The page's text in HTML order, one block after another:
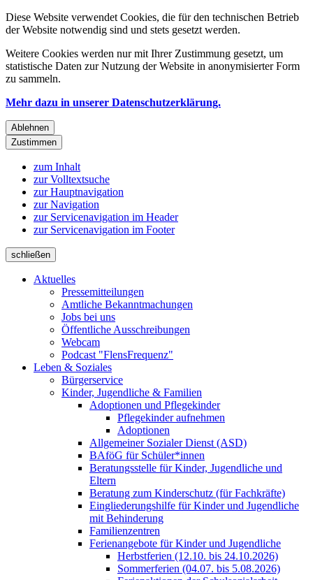
Diese Website verwendet Cookies, die für den technischen Betrieb
der Website notwendig sind und stets gesetzt werden.
Weitere Cookies werden nur mit Ihrer Zustimmung gesetzt, um
statistische Daten zur Nutzung der Website in anonymisierter Form
zu sammeln.
Mehr dazu in unserer Datenschutzerklärung.
Ablehnen
Zustimmen
zum Inhalt
zur Volltextsuche
zur Hauptnavigation
zur Navigation
zur Servicenavigation im Header
zur Servicenavigation im Footer
schließen
Aktuelles
Pressemitteilungen
Amtliche Bekanntmachungen
Jobs bei uns
Öffentliche Ausschreibungen
Webcam
Podcast "FlensFrequenz"
Leben & Soziales
Bürgerservice
Kinder, Jugendliche & Familien
Adoptionen und Pflegekinder
Pflegekinder aufnehmen
Adoptionen
Allgemeiner Sozialer Dienst (ASD)
BAföG für Schüler*innen
Beratungsstelle für Kinder, Jugendliche und
Eltern
Beratung zum Kinderschutz (für Fachkräfte)
Eingliederungshilfe für Kinder und Jugendliche
mit Behinderung
Familienzentren
Ferienangebote für Kinder und Jugendliche
Herbstferien (12.10. bis 24.10.2026)
Sommerferien (04.07. bis 5.08.2026)